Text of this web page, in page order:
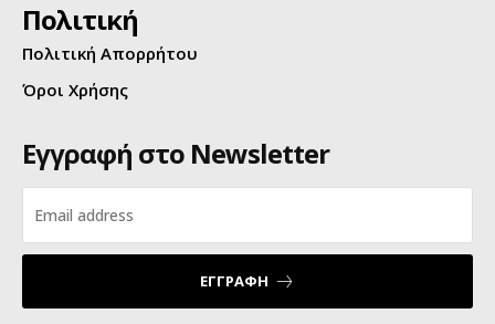
Πολιτική
Πολιτική Απορρήτου
Όροι Χρήσης
Εγγραφή στο Newsletter
ΕΓΓΡΑΦΗ